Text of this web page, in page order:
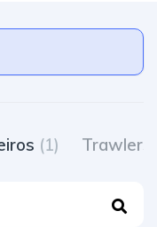
(1) Trawlers